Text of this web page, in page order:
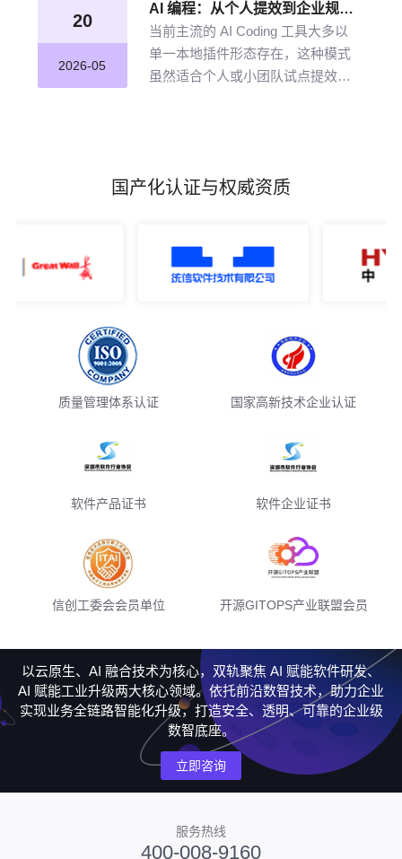
推理能力，打造企业级智能决策新
引擎，赋能企业沉淀高质量的知识
并应用。
20
2026-05
AI 编程：从个人提效到企业规模化落地的破局之道
当前主流的 AI Coding 工具大多以
单一本地插件形态存在，这种模式
虽然适合个人或小团队试点提效，
国产化认证与权威资质
质量管理体系认证 国家高新技术企业认证
软件产品证书 软件企业证书
信创工委会会员单位 开源GITOPS产业联盟会员
以云原生、AI 融合技术为核心，双轨聚焦 AI 赋能软件研发、
AI 赋能工业升级两大核心领域。依托前沿数智技术，助力企业
实现业务全链路智能化升级，打造安全、透明、可靠的企业级
数智底座。
立即咨询
服务热线
400-008-9160